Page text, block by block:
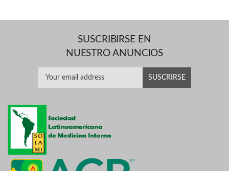
SUSCRIBIRSE EN
NUESTRO ANUNCIOS